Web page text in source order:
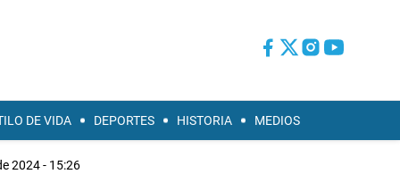
DE VIDA DEPORTES HISTORIA MEDIOS
2024 - 15:26